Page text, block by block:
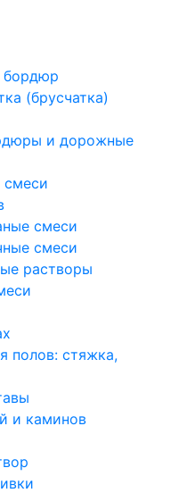
бордюр
(брусчатка)
и дорожные
смеси
смеси
смеси
растворы
полов: стяжка,
и каминов